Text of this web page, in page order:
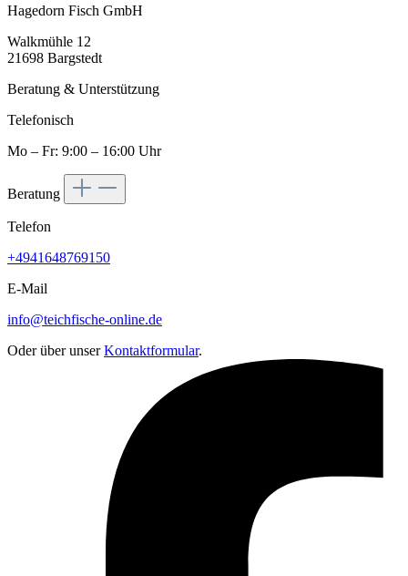
Hagedorn Fisch GmbH
Walkmühle 12
21698 Bargstedt
Beratung & Unterstützung
Telefonisch
Mo – Fr: 9:00 – 16:00 Uhr
Beratung
Telefon
+4941648769150
E-Mail
info@teichfische-online.de
Oder über unserKontaktformular.